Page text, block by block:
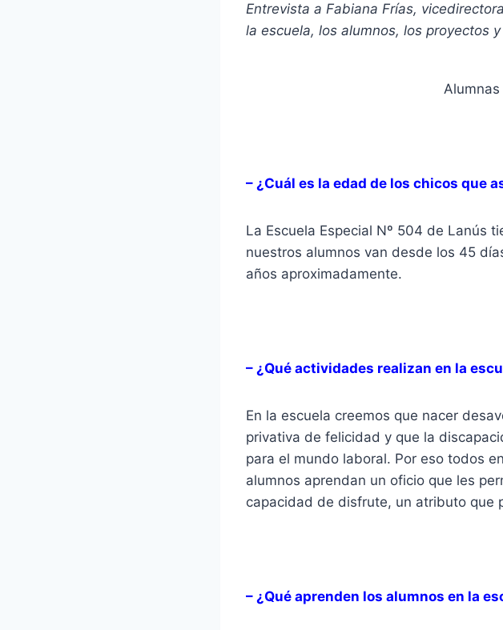
Entrevista a Fabiana Frías,
la escuela, los alumnos, los proyectos
– ¿Cuál es la edad de los chicos que
La Escuela Especial Nº 504 de Lanús
nuestros alumnos van desde los 45
años aproximadamente.
– ¿Qué actividades realizan en la
En la escuela creemos que nacer
privativa de felicidad y que la
para el mundo laboral. Por eso todos
alumnos aprendan un oficio que les
capacidad de disfrute, un atributo que
– ¿Qué aprenden los alumnos en la